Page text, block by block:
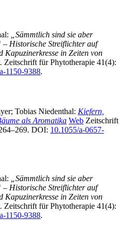
„Sämmtlich sind sie aber
Historische Streiflichter auf
Kapuzinerkresse in Zeiten von
Zeitschrift für Phytotherapie 41(4):
1150-9388.
Tobias Niedenthal: Kiefern,
als Aromatika Web Zeitschrift
DOI: 10.1055/a-0657-
„Sämmtlich sind sie aber
Historische Streiflichter auf
Kapuzinerkresse in Zeiten von
Zeitschrift für Phytotherapie 41(4):
1150-9388.